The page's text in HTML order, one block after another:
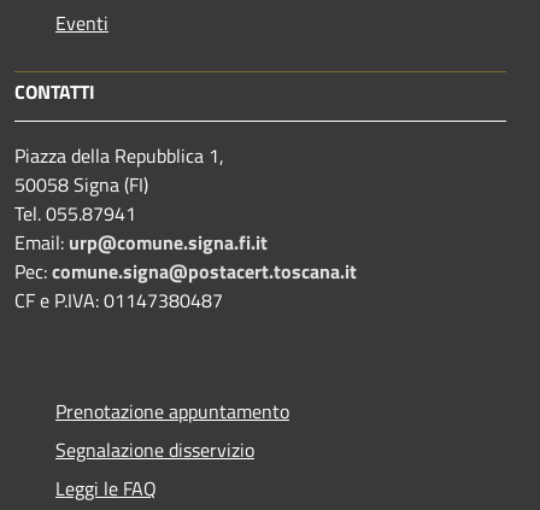
Eventi
CONTATTI
Piazza della Repubblica 1,
50058 Signa (FI)
Tel. 055.87941
Email: urp@comune.signa.fi.it
Pec:comune.signa@postacert.toscana.it
CF e P.IVA: 01147380487
Prenotazione appuntamento
Segnalazione disservizio
Leggi le FAQ